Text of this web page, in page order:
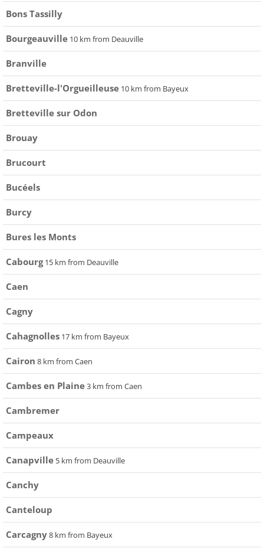
Bons Tassilly
Bourgeauville 10 km from Deauville
Branville
Bretteville-l'Orgueilleuse 10 km from Bayeux
Bretteville sur Odon
Brouay
Brucourt
Bucéels
Burcy
Bures les Monts
Cabourg 15 km from Deauville
Caen
Cagny
Cahagnolles 17 km from Bayeux
Cairon 8 km from Caen
Cambes en Plaine3 km from Caen
Cambremer
Campeaux
Canapville 5 km from Deauville
Canchy
Canteloup
Carcagny8 km from Bayeux